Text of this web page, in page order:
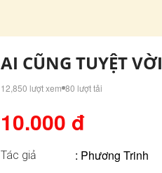
AI CŨNG TUYỆT VỜI
12,850 lượt xem 80 lượt tải
10.000 đ
Tác giả : Phương Trinh